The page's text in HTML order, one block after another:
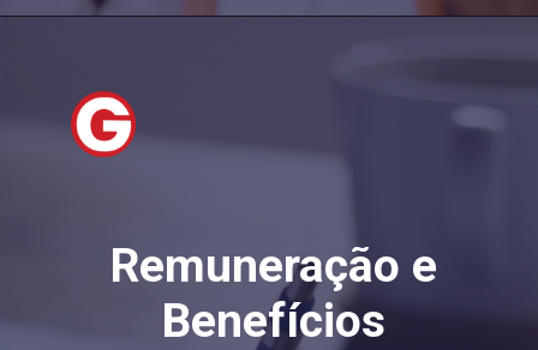
Remuneração e
Benefícios